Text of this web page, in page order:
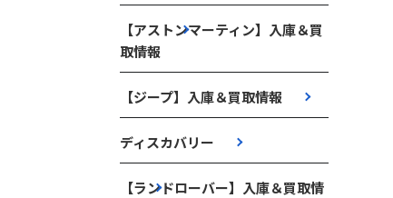
【アストンマーティン】入庫＆買
取情報
【ジープ】入庫＆買取情報
ディスカバリー
【ランドローバー】入庫＆買取情